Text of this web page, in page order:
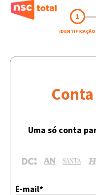
1
IDENTIFICAÇÃO
Conta
Uma só conta
E-mail*